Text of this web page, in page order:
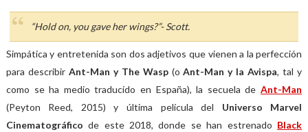
“Hold on, you gave her wings?”- Scott.
Simpática y entretenida son dos adjetivos que vienen a la perfección
para describir Ant-Man y The Wasp(oAnt-Man y la Avispa, tal y
como se ha medio traducido en España), la secuela deAnt-Man
(Peyton Reed, 2015) y última película del Universo Marvel
Cinematográfico de este 2018, donde se han estrenado Black